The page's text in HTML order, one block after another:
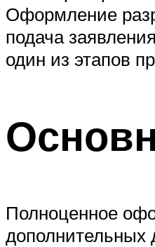
Оформление
подача
один из этапов
Полноценное
дополнительных